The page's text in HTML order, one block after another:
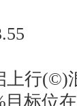
行(©)
目标位